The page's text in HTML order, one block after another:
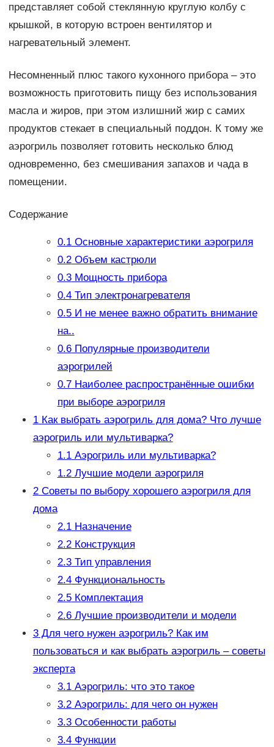
представляет собой стеклянную круглую колбу с
крышкой, в которую встроен вентилятор и
нагревательный элемент.
Несомненный плюс такого кухонного прибора – это
возможность приготовить пищу без использования
масла и жиров, при этом излишний жир с самих
продуктов стекает в специальный поддон. К тому же
аэрогриль позволяет готовить несколько блюд
одновременно, без смешивания запахов и чада в
помещении.
Содержание
0.1Основные характеристики аэрогриля
0.2Объем кастрюли
0.3Мощность прибора
0.4Тип электронагревателя
0.5И не менее важно обратить внимание
на..
0.6Популярные производители
аэрогрилей
0.7Наиболее распространённые ошибки
при выборе аэрогриля
1Как выбрать аэрогриль для дома? Что лучше
аэрогриль или мультиварка?
1.1Аэрогриль или мультиварка?
1.2Лучшие модели аэрогриля
2Советы по выбору хорошего аэрогриля для
дома
2.1Назначение
2.2Конструкция
2.3Тип управления
2.4Функциональность
2.5Комплектация
2.6Лучшие производители и модели
3Для чего нужен аэрогриль? Как им
пользоваться и как выбрать аэрогриль – советы
эксперта
3.1Аэрогриль: что это такое
3.2Аэрогриль: для чего он нужен
3.3Особенности работы
3.4Функции